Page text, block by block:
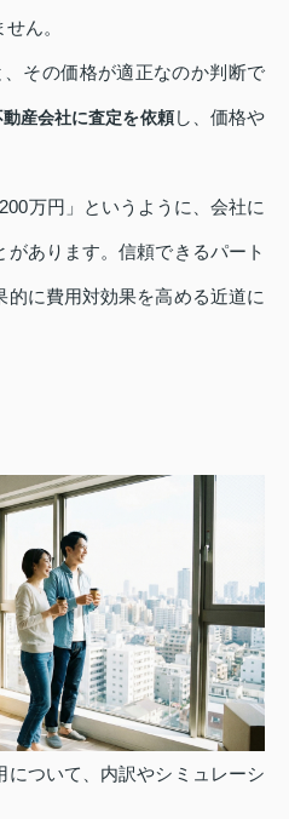
ん。
その価格が適正なのか判断で
産会社に査定を依頼し、価格や
万円」というように、会社に
あります。信頼できるパート
に費用対効果を高める近道に
について、内訳やシミュレーシ